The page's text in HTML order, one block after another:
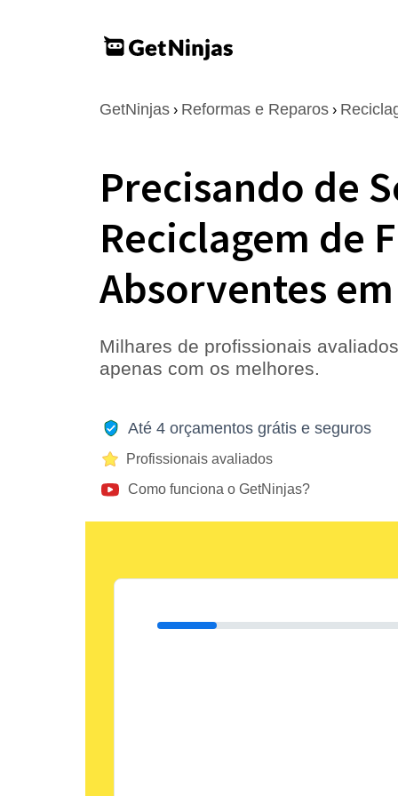
GetNinjas › Reformas e Reparos ›
Precisando de
Reciclagem de
Absorventes
Milhares de profissionais
apenas com os melhores.
Até 4 orçamentos grátis e seguros
Profissionais avaliados
Como funciona o GetNinjas?